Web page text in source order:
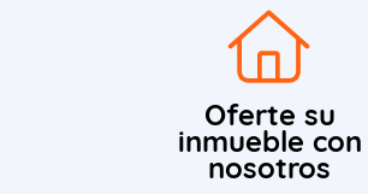
Oferte su
inmueble con
nosotros